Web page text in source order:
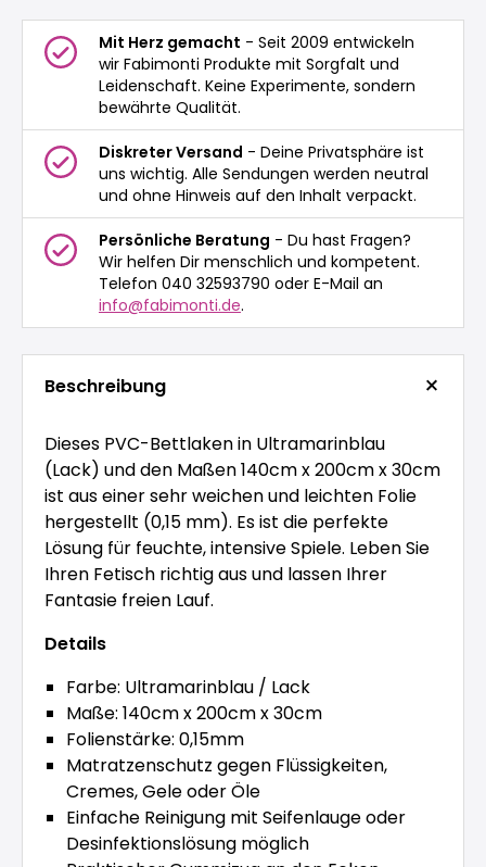
Mit Herz gemacht - Seit 2009 entwickeln
wir Fabimonti Produkte mit Sorgfalt und
Leidenschaft. Keine Experimente, sondern
bewährte Qualität.
Diskreter Versand - Deine Privatsphäre ist
uns wichtig. Alle Sendungen werden neutral
und ohne Hinweis auf den Inhalt verpackt.
Persönliche Beratung - Du hast Fragen?
Wir helfen Dir menschlich und kompetent.
Telefon 040 32593790 oder E-Mail an
info@fabimonti.de.
Beschreibung
Dieses PVC-Bettlaken in Ultramarinblau
(Lack) und den Maßen 140cm x 200cm x 30cm
ist aus einer sehr weichen und leichten Folie
hergestellt (0,15 mm). Es ist die perfekte
Lösung für feuchte, intensive Spiele. Leben Sie
Ihren Fetisch richtig aus und lassen Ihrer
Fantasie freien Lauf.
Details
Farbe: Ultramarinblau / Lack
Maße: 140cm x 200cm x 30cm
Folienstärke: 0,15mm
Matratzenschutz gegen Flüssigkeiten,
Cremes, Gele oder Öle
Einfache Reinigung mit Seifenlauge oder
Desinfektionslösung möglich